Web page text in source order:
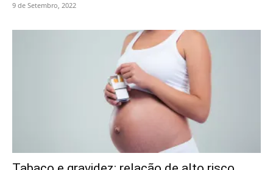
9 de Setembro, 2022